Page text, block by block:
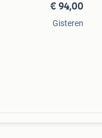
€ 94,00
Gisteren